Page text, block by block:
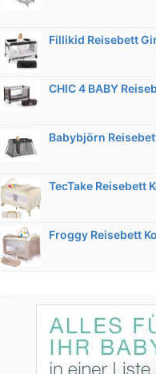
Fillikid Reisebett
CHIC 4 BABY
Babybjörn
TecTake Reisebett
Froggy Reisebett